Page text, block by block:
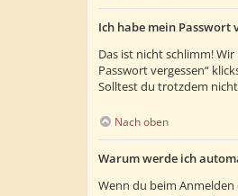
Ich habe mein Passwort
Das ist nicht schlimm!
Passwort vergessen“
Solltest du trotzdem
Nach oben
Warum werde ich
Wenn du beim